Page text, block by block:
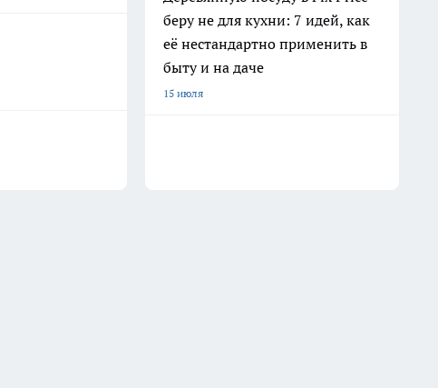
беру не для кухни: 7 идей, как
её нестандартно применить в
быту и на даче
15 июля